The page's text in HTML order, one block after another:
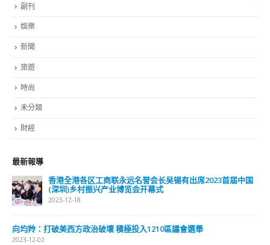
副刊
娛樂
新聞
旅遊
時尚
未分類
財經
最新報導
香港全港各区工商联永远名誉会长吴锡有出席2023首届中国
(深圳)乡村振兴产业博览会开幕式
2023-12-18
向均羚：打破美西方政治破壞 積極投入1210區議會選舉
2023-12-02